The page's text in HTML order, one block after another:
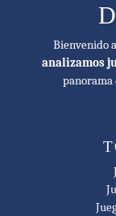
Bienvenido
analizamos
panorama